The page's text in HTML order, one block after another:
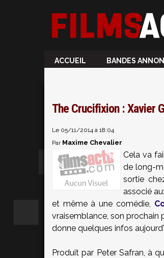
ACCUEIL BANDES
The Crucifixion : Xavier
Le 05/11/2014 à 18:04
Par Maxime Chevalier
Cela va
de long-
sortie
associé
et même à une comédie,
vraisemblance, son prochain
donne quelques infos
Produit par Peter Safran, à